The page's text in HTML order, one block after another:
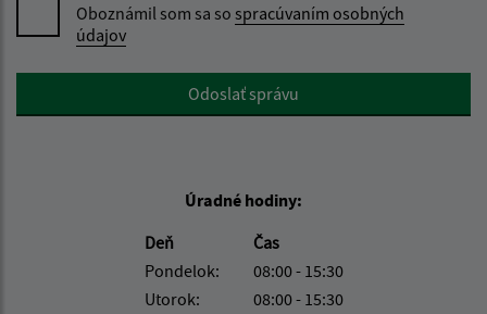
Oboznámil som sa so spracúvaním osobných
údajov
Google reCaptcha ResponseOdoslať správu
Úradné hodiny:
Deň
Čas
Pondelok:
08:00 - 15:30
Utorok:
08:00 - 15:30